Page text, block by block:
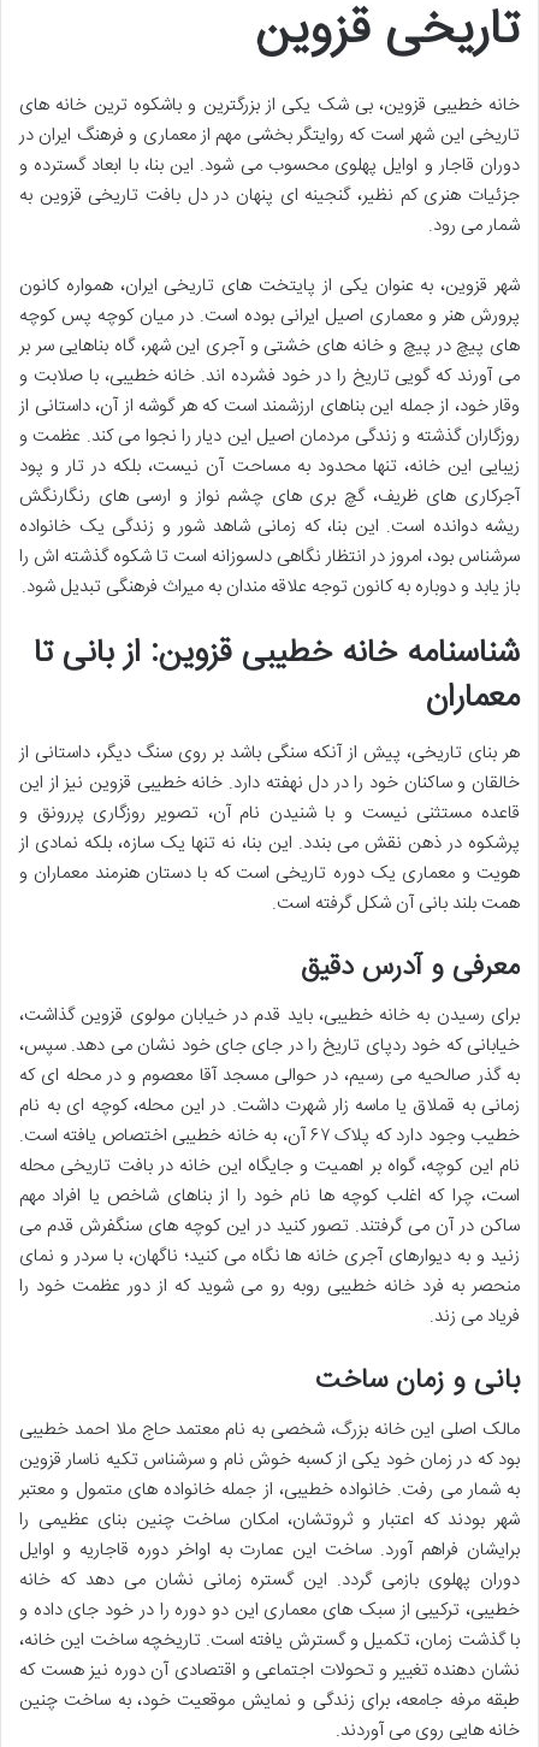
تاریخی قزوین
خانه خطیبی قزوین، بی شک یکی از بزرگترین و باشکوه ترین خانه های
تاریخی این شهر است که روایتگر بخشی مهم از معماری و فرهنگ ایران در
دوران قاجار و اوایل پهلوی محسوب می شود. این بنا، با ابعاد گسترده و
جزئیات هنری کم نظیر، گنجینه ای پنهان در دل بافت تاریخی قزوین به
شمار می رود.
شهر قزوین، به عنوان یکی از پایتخت های تاریخی ایران، همواره کانون
پرورش هنر و معماری اصیل ایرانی بوده است. در میان کوچه پس کوچه
های پیچ در پیچ و خانه های خشتی و آجری این شهر، گاه بناهایی سر بر
می آورند که گویی تاریخ را در خود فشرده اند. خانه خطیبی، با صلابت و
وقار خود، از جمله این بناهای ارزشمند است که هر گوشه از آن، داستانی از
روزگاران گذشته و زندگی مردمان اصیل این دیار را نجوا می کند. عظمت و
زیبایی این خانه، تنها محدود به مساحت آن نیست، بلکه در تار و پود
آجرکاری های ظریف، گچ بری های چشم نواز و ارسی های رنگارنگش
ریشه دوانده است. این بنا، که زمانی شاهد شور و زندگی یک خانواده
سرشناس بود، امروز در انتظار نگاهی دلسوزانه است تا شکوه گذشته اش را
باز یابد و دوباره به کانون توجه علاقه مندان به میراث فرهنگی تبدیل شود.
شناسنامه خانه خطیبی قزوین: از بانی تا
معماران
هر بنای تاریخی، پیش از آنکه سنگی باشد بر روی سنگ دیگر، داستانی از
خالقان و ساکنان خود را در دل نهفته دارد. خانه خطیبی قزوین نیز از این
قاعده مستثنی نیست و با شنیدن نام آن، تصویر روزگاری پررونق و
پرشکوه در ذهن نقش می بندد. این بنا، نه تنها یک سازه، بلکه نمادی از
هویت و معماری یک دوره تاریخی است که با دستان هنرمند معماران و
همت بلند بانی آن شکل گرفته است.
معرفی و آدرس دقیق
برای رسیدن به خانه خطیبی، باید قدم در خیابان مولوی قزوین گذاشت،
خیابانی که خود ردپای تاریخ را در جای جای خود نشان می دهد. سپس،
به گذر صالحیه می رسیم، در حوالی مسجد آقا معصوم و در محله ای که
زمانی به قملاق یا ماسه زار شهرت داشت. در این محله، کوچه ای به نام
خطیب وجود دارد که پلاک ۶۷ آن، به خانه خطیبی اختصاص یافته است.
نام این کوچه، گواه بر اهمیت و جایگاه این خانه در بافت تاریخی محله
است، چرا که اغلب کوچه ها نام خود را از بناهای شاخص یا افراد مهم
ساکن در آن می گرفتند. تصور کنید در این کوچه های سنگفرش قدم می
زنید و به دیوارهای آجری خانه ها نگاه می کنید؛ ناگهان، با سردر و نمای
منحصر به فرد خانه خطیبی روبه رو می شوید که از دور عظمت خود را
فریاد می زند.
بانی و زمان ساخت
مالک اصلی این خانه بزرگ، شخصی به نام معتمد حاج ملا احمد خطیبی
بود که در زمان خود یکی از کسبه خوش نام و سرشناس تکیه ناسار قزوین
به شمار می رفت. خانواده خطیبی، از جمله خانواده های متمول و معتبر
شهر بودند که اعتبار و ثروتشان، امکان ساخت چنین بنای عظیمی را
برایشان فراهم آورد. ساخت این عمارت به اواخر دوره قاجاریه و اوایل
دوران پهلوی بازمی گردد. این گستره زمانی نشان می دهد که خانه
خطیبی، ترکیبی از سبک های معماری این دو دوره را در خود جای داده و
با گذشت زمان، تکمیل و گسترش یافته است. تاریخچه ساخت این خانه،
نشان دهنده تغییر و تحولات اجتماعی و اقتصادی آن دوره نیز هست که
طبقه مرفه جامعه، برای زندگی و نمایش موقعیت خود، به ساخت چنین
خانه هایی روی می آوردند.